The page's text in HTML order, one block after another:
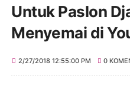
Untuk Paslon
Menyemai di
2/27/2018 12:55:00 PM 0